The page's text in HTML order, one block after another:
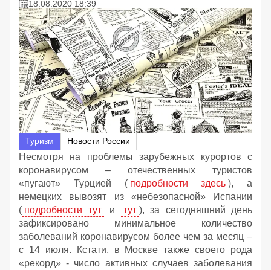
18.08.2020 18:39
Туризм Новости России
Несмотря на проблемы зарубежных курортов с
коронавирусом – отечественных туристов
«пугают» Турцией ( подробности здесь ), а
немецких вывозят из «небезопасной» Испании
( подробности тут и тут ), за сегодняшний день
зафиксировано минимальное количество
заболеваний коронавирусом более чем за месяц –
с 14 июля. Кстати, в Москве также своего рода
«рекорд» - число активных случаев заболевания